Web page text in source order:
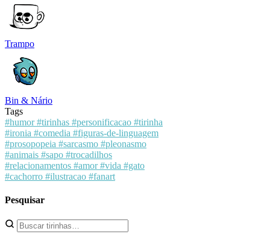
Trampo
Bin & Nário
Tags
#humor#tirinhas #personificacao #tirinha
#ironia #comedia #figuras-de-linguagem
#prosopopeia #sarcasmo #pleonasmo
#animais #sapo #trocadilhos
#relacionamentos #amor#vida #gato
#cachorro #ilustracao #fanart
Pesquisar